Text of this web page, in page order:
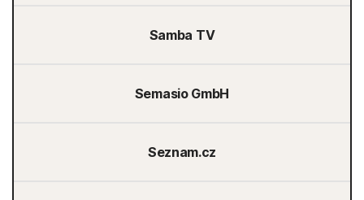
Samba TV
Semasio GmbH
Seznam.cz